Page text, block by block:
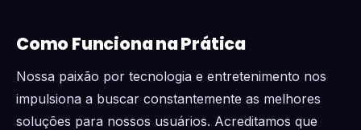
Como Funciona na Prática
Nossa paixão por tecnologia e entretenimento nos
impulsiona a buscar constantemente as melhores
soluções para nossos usuários. Acreditamos que